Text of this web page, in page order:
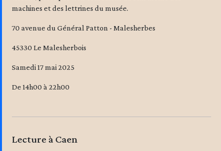
machines et des lettrines du musée.
70 avenue du Général Patton - Malesherbes
45330 Le Malesherbois
Samedi 17 mai 2025
De 14h00 à 22h00
Lecture à Caen